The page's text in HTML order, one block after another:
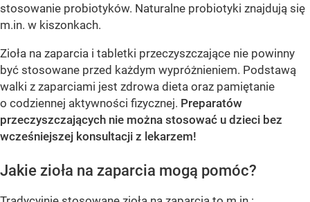
stosowanie probiotyków. Naturalne probiotyki znajdują się
m.in. w kiszonkach.
Zioła na zaparcia i tabletki przeczyszczające nie powinny
być stosowane przed każdym wypróżnieniem. Podstawą
walki z zaparciami jest zdrowa dieta oraz pamiętanie
o codziennej aktywności fizycznej. Preparatów
przeczyszczających nie można stosować u dzieci bez
wcześniejszej konsultacji z lekarzem!
Jakie zioła na zaparcia mogą pomóc?